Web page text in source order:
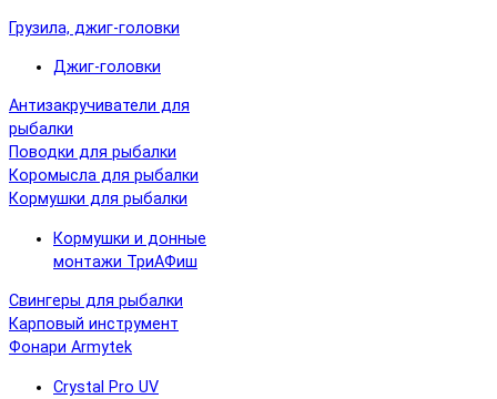
Грузила, джиг-головки
Джиг-головки
Антизакручиватели для
рыбалки
Поводки для рыбалки
Коромысла для рыбалки
Кормушки для рыбалки
Кормушки и донные
монтажи ТриАФиш
Свингеры для рыбалки
Карповый инструмент
Фонари Armytek
Crystal Pro UV